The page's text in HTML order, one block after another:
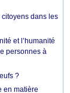
citoyens dans les
et l’humanité
personnes à
?
en matière